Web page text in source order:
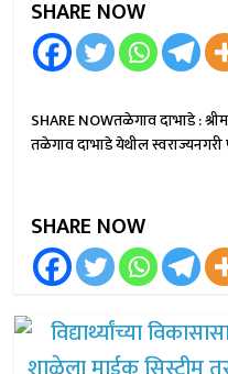
SHARE NOW
SHARE NOWतळेगाव दाभाडे :
तळेगाव दाभाडे येथील
SHARE NOW